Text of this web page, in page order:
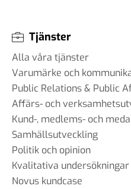
Tjänster
Alla våra tjänster
Varumärke och
Public Relations & Public
Affärs- och
Kund-, medlems- och
Samhällsutveckling
Politik och opinion
Kvalitativa undersökningar
Novus kundcase